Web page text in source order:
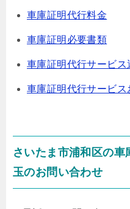
車庫証明代行料金
車庫証明必要書類
車庫証明代行サービス
車庫証明代行サービス
さいたま市浦和区の
玉のお問い合わせ